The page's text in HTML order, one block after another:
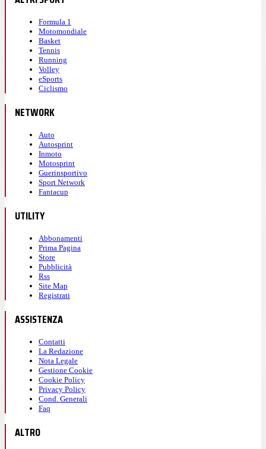
Formula 1
Motomondiale
Basket
Tennis
Running
Volley
eSports
Ciclismo
NETWORK
Auto
Autosprint
Inmoto
Motosprint
Guerinsportivo
Sport Network
Fantacup
UTILITY
Abbonamenti
Prima Pagina
Store
Pubblicità
Rss
Site Map
Registrati
ASSISTENZA
Contatti
La Redazione
Nota Legale
Gestione Cookie
Cookie Policy
Privacy Policy
Cond. Generali
Faq
ALTRO